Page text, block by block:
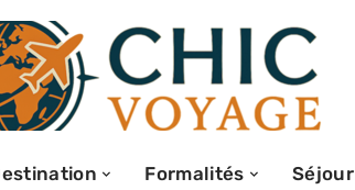
Formalités Séjour